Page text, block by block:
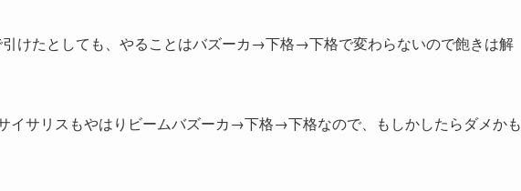
けたとしても、やることはバズーカ→下格→下格で変わらないので飽きは解
イサリスもやはりビームバズーカ→下格→下格なので、もしかしたらダメかも